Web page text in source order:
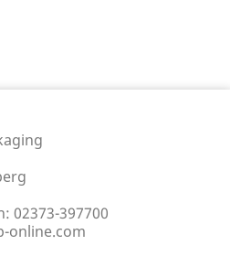
02373-397700
online.com